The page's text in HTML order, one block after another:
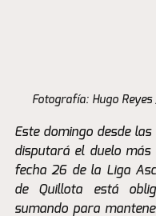
Fotografía: Hugo Reyes
Este domingo desde
disputará el duelo
fecha 26 de la Liga
de Quillota está
sumando para